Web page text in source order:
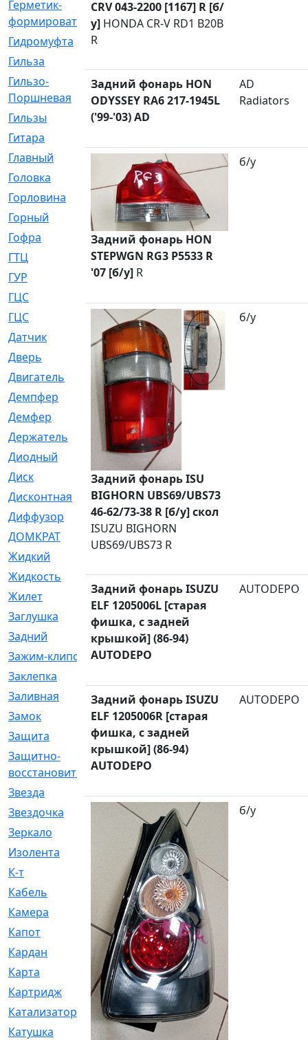
Герметик-
формирователь
[3]
Гидромуфта
Гильза
Гильзо-
Поршневая
[13]
Гильзы
[259]
Гитара
Главный
[29]
Головка
[28]
Горловина
[14]
Горный
[1]
Гофра
[86]
ГТЦ
[96]
ГУР
[34]
ГЦC
ГЦС
[74]
Датчик
[969]
Дверь
[249]
Двигатель
[64]
Демпфер
[2]
Демфер
[1]
Держатель
[5]
Диодный
[3]
Диск
[418]
Дисконтная
[1]
Диффузор
[1]
ДОМКРАТ
[1]
Жидкий
Жидкость
[80]
Жилет
[1]
Заглушка
[21]
Задний
[528]
Зажим-клипса
[1]
Заклепка
Заливная
[4]
Замок
[12]
Защита
[79]
Защитно-
восстановительный
[4]
Звезда
[1]
Звездочка
[5]
Зеркало
[369]
Изолента
[1]
К-т
[13]
Кабель
[50]
Камера
[4]
Капот
[144]
Кардан
[131]
Карта
[2]
Картридж
[250]
Катализатор
[1]
Катушка
[2]
CRV 043-2200 [1167] R [б/
у] HONDA CR-V RD1 B20B
R
Задний фонарь HON
ODYSSEY RA6 217-1945L
('99-'03) AD
AD
Radiators
Задний фонарь HON
STEPWGN RG3 P5533 R
'07 [б/у] R
б/у
Задний фонарь ISU
BIGHORN UBS69/UBS73
46-62/73-38 R [б/у] скол
ISUZU BIGHORN
UBS69/UBS73 R
б/у
Задний фонарь ISUZU
ELF 1205006L [старая
фишка, с задней
крышкой] (86-94)
AUTODEPO
AUTODEPO
Задний фонарь ISUZU
ELF 1205006R [старая
фишка, с задней
крышкой] (86-94)
AUTODEPO
AUTODEPO
б/у